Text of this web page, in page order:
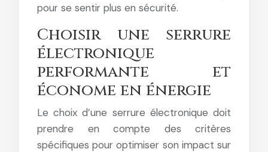
pour se sentir plus en sécurité.
Choisir une serrure
électronique
performante et
économe en énergie
Le choix d’une serrure électronique doit
prendre en compte des critères
spécifiques pour optimiser son impact sur